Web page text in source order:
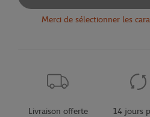
Merci de sélectionner les
Livraison offerte
14 jours